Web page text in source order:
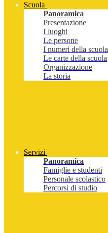
Scuola
Panoramica
Presentazione
I luoghi
Le persone
I numeri della scuola
Le carte della scuola
Organizzazione
La storia
Servizi
Panoramica
Famiglie e studenti
Personale scolastico
Percorsi di studio